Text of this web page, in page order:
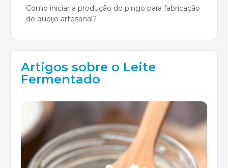
Como iniciar a produção do pingo para fabricação
do queijo artesanal?
Artigos sobre o Leite
Fermentado